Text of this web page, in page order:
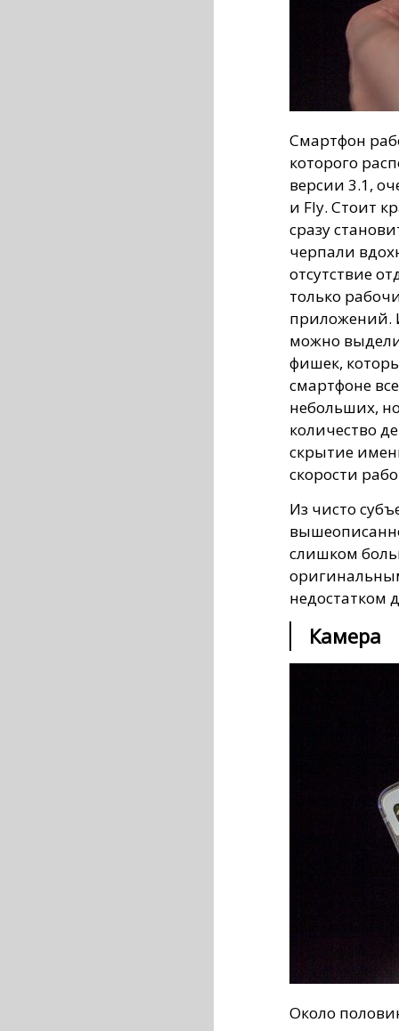
Смартфон
которого
версии 3.1,
и Fly. Стоит
сразу
черпали
отсутствие
только
приложений.
можно
фишек,
смартфоне
небольших,
количество
скрытие
скорости
Из чисто
слишком
недостатком
Камера
Около